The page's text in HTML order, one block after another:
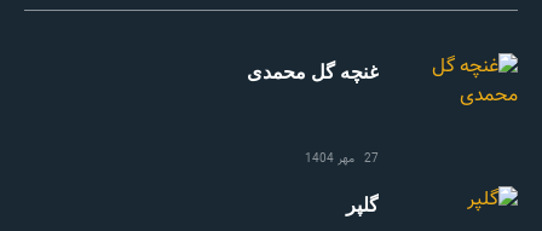
غنچه گل محمدی
27 مهر 1404
گلپر